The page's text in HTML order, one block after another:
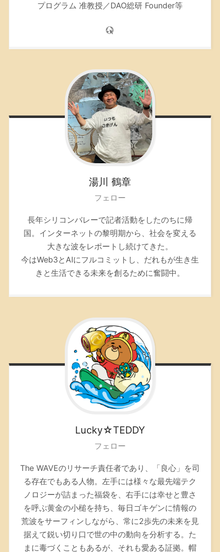
プログラム 准教授／DAO総研 Founder等
湯川 鶴章
フェロー
長年シリコンバレーで記者活動をしたのちに帰
国。インターネットの黎明期から、社会を変える
大きな波をレポートし続けてきた。
今はWeb3とAIにフルコミットし、だれもが生き生
きと生活できる未来を創るために奮闘中。
Lucky☆TEDDY
フェロー
The WAVEのリサーチ責任者であり、「良心」を司
る存在でもある人物。左手には様々な最先端テク
ノロジーが詰まった福袋を、右手には幸せと豊さ
を呼ぶ黄金の小槌を持ち、毎日ゴキゲンに情報の
荒波をサーフィンしながら、常に2歩先の未来を見
据えて鋭い切り口で世の中の動向を分析する。た
まに毒づくこともあるが、それも愛ある証拠。帽